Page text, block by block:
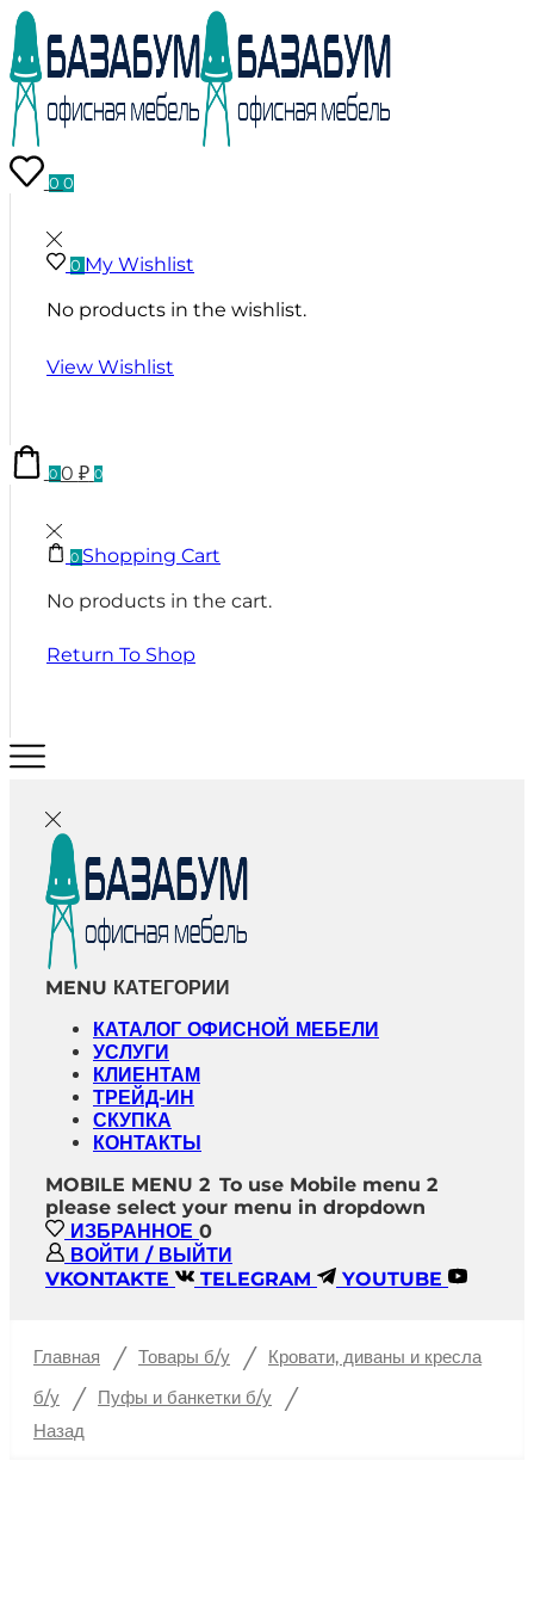
0 0
0 My Wishlist
No products in the wishlist.
View Wishlist
00 ₽ 0
0 Shopping Cart
No products in the cart.
Return To Shop
MENU КАТЕГОРИИ
КАТАЛОГ ОФИСНОЙ МЕБЕЛИ
УСЛУГИ
КЛИЕНТАМ
ТРЕЙД-ИН
СКУПКА
КОНТАКТЫ
MOBILE MENU 2 To use Mobile menu 2
please select your menu in dropdown
ИЗБРАННОЕ 0
ВОЙТИ / ВЫЙТИ
VKONTAKTE
TELEGRAM YOUTUBE
Главная / Товары б/у / Кровати, диваны и кресла
б/у / Пуфы и банкетки б/у /
Назад